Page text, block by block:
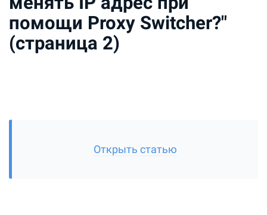
помощи Proxy Switcher?"
(страница 2)
Открыть статью